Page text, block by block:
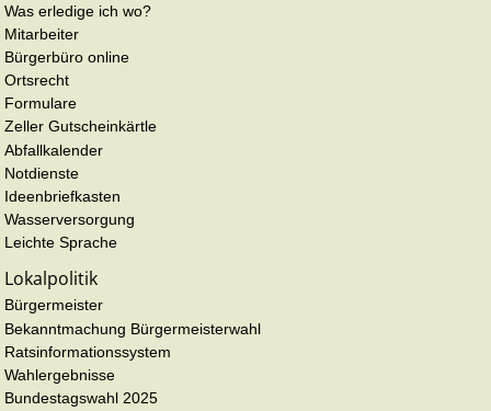
Was erledige ich wo?
Mitarbeiter
Bürgerbüro online
Ortsrecht
Formulare
Zeller Gutscheinkärtle
Abfallkalender
Notdienste
Ideenbriefkasten
Wasserversorgung
Leichte Sprache
Lokalpolitik
Bürgermeister
Bekanntmachung Bürgermeisterwahl
Ratsinformationssystem
Wahlergebnisse
Bundestagswahl 2025